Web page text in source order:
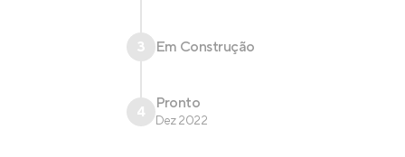
3 Em Construção
4 Pronto
Dez 2022